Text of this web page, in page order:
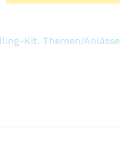
Kit,Themen/Anlässe